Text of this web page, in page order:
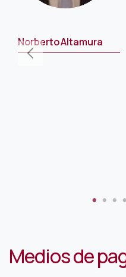
Norberto Altamura
Medios de